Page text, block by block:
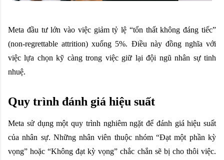
Meta đầu tư lớn vào việc giảm tỷ lệ “tổn thất không đáng tiếc”
(non-regrettable attrition) xuống 5%. Điều này đồng nghĩa với
việc lựa chọn kỹ càng trong việc giữ lại đội ngũ nhân sự tinh
nhuệ.
Quy trình đánh giá hiệu suất
Meta sử dụng một quy trình nghiêm ngặt để đánh giá hiệu suất
của nhân sự. Những nhân viên thuộc nhóm “Đạt một phần kỳ
vọng” hoặc “Không đạt kỳ vọng” chắc chắn sẽ bị cho thôi việc.